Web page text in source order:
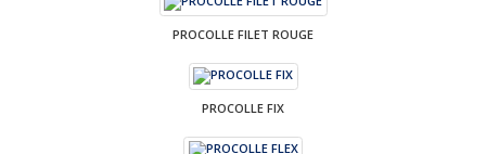
PROCOLLE FILET ROUGE
PROCOLLE FIX